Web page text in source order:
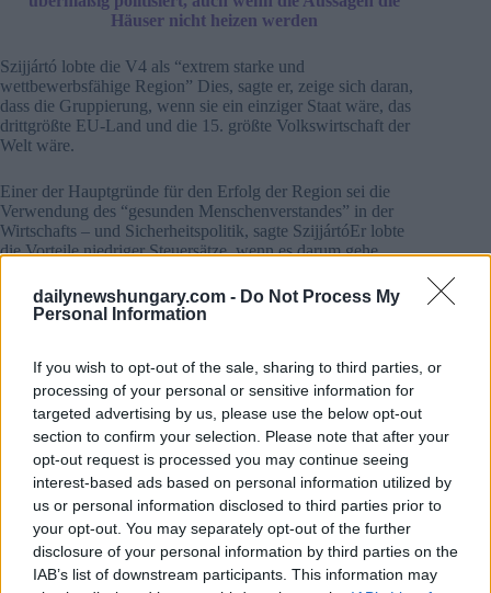
dailynewshungary.com - Do Not Process My
Personal Information
If you wish to opt-out of the sale, sharing to third parties, or
processing of your personal or sensitive information for
targeted advertising by us, please use the below opt-out
section to confirm your selection. Please note that after your
opt-out request is processed you may continue seeing
interest-based ads based on personal information utilized by
us or personal information disclosed to third parties prior to
your opt-out. You may separately opt-out of the further
disclosure of your personal information by third parties on the
IAB’s list of downstream participants. This information may
Häuser nicht heizen werden
Szijjártó lobte die V4 als “extrem starke und
wettbewerbsfähige Region” Dies, sagte er, zeige sich daran,
dass die Gruppierung, wenn sie ein einziger Staat wäre, das
drittgrößte EU-Land und die 15. größte Volkswirtschaft der
Welt wäre.
Einer der Hauptgründe für den Erfolg der Region sei die
Verwendung des “gesunden Menschenverstandes” in der
Wirtschafts – und Sicherheitspolitik, sagte SzijjártóEr lobte
die Vorteile niedriger Steuersätze, wenn es darum gehe,
schaffen.
Die Steuerpolitik, sagte er, solle eine nationale Zuständigkeit
bleiben, und fügte hinzu, dass die V4 auf diesem Element
ihrer Souveränität bestehen müssten Ungarn werde seine
Steuersenkungen fortsetzen, “auch wenn es einigen nicht
gefällt”, sagte er.
Szijjártó sagte unterdessen, die EU habe auch im Bereich der
Energiesicherheit mehrere Fehler gemacht. Er sagte, die
Einzelheiten des europäischen Grünen Deals seien nicht
gründlich genug konkretisiert worden und das Dokument
werde eher als “politisches Kommunikationsinstrument”